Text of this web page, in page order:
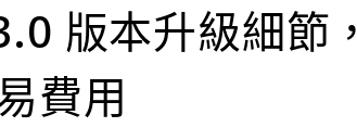
版本升級細節，
費用